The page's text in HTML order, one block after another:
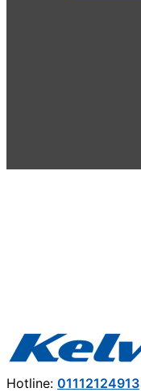
Hotline: 01112124913